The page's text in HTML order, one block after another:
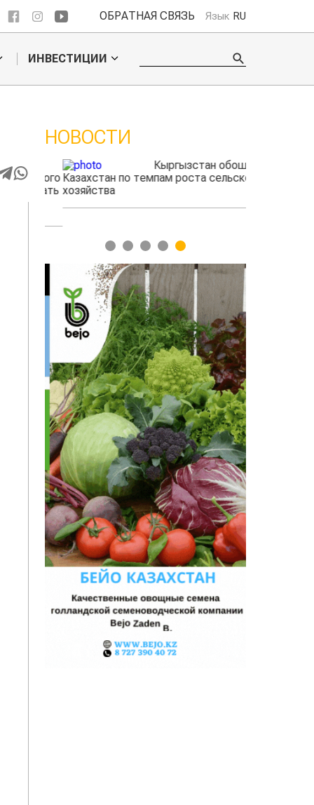
ОБРАТНАЯ СВЯЗЬ Язык RU
ИНВЕСТИЦИИ
НОВОСТИ
Кыргызстан обошел
Казахстан по темпам роста сельского
хозяйства
1 2 3 4 5